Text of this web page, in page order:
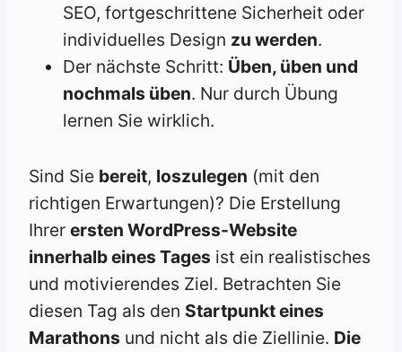
SEO, fortgeschrittene Sicherheit oder
individuelles Design zu werden.
Der nächste Schritt: Üben, üben und
nochmals üben. Nur durch Übung
lernen Sie wirklich.
Sind Sie bereit, loszulegen (mit den
richtigen Erwartungen)? Die Erstellung
Ihrer ersten WordPress-Website
innerhalb eines Tages ist ein realistisches
und motivierendes Ziel. Betrachten Sie
diesen Tag als den Startpunkt eines
Marathons und nicht als die Ziellinie. Die